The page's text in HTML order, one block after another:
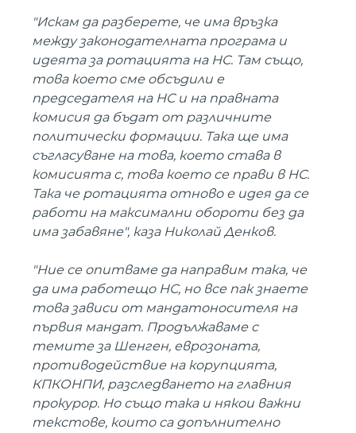
"Искам да разберете, че има връзка
между законодателната програма и
идеята за ротацията на НС. Там също,
това което сме обсъдили е
председателя на НС и на правната
комисия да бъдат от различните
политически формации. Така ще има
съгласуване на това, което става в
комисията с, това което се прави в НС.
Така че ротацията отново е идея да се
работи на максимални обороти без да
има забавяне", каза Николай Денков.
"Ние се опитваме да направим така, че
да има работещо НС, но все пак знаете
това зависи от мандатоносителя на
първия мандат. Продължаваме с
темите за Шенген, еврозоната,
противодействие на корупцията,
КПКОНПИ, разследването на главния
прокурор. Но също така и някои важни
текстове, които са допълнително